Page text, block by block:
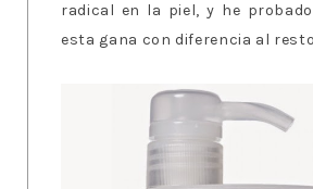
radical en la piel, y he
esta gana con diferencia al